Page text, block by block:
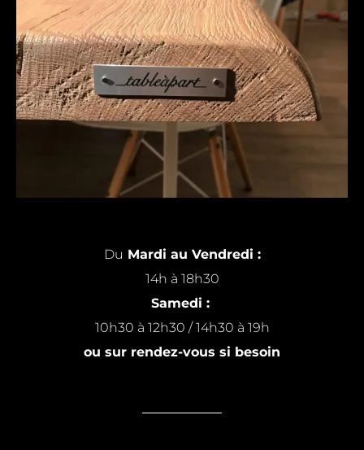
Du Mardi au Vendredi :
14h à 18h30
Samedi :
10h30 à 12h30 / 14h30 à 19h
ou sur rendez-vous si besoin